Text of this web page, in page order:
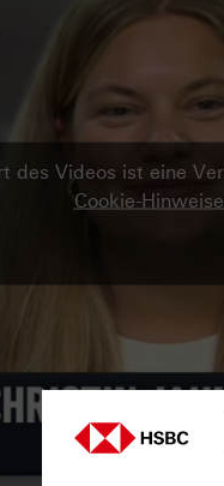
des Videos ist eine
Cookie-